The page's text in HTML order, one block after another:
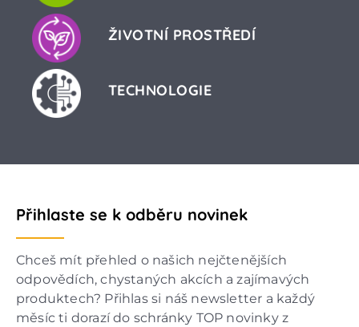
ŽIVOTNÍ PROSTŘEDÍ
TECHNOLOGIE
Přihlaste se k odběru novinek
Chceš mít přehled o našich nejčtenějších
odpovědích, chystaných akcích a zajímavých
produktech? Přihlas si náš newsletter a každý
měsíc ti dorazí do schránky TOP novinky z